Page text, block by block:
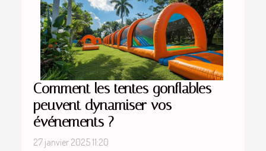
Comment les tentes gonflables
peuvent dynamiser vos
événements ?
27 janvier 2025 11:20